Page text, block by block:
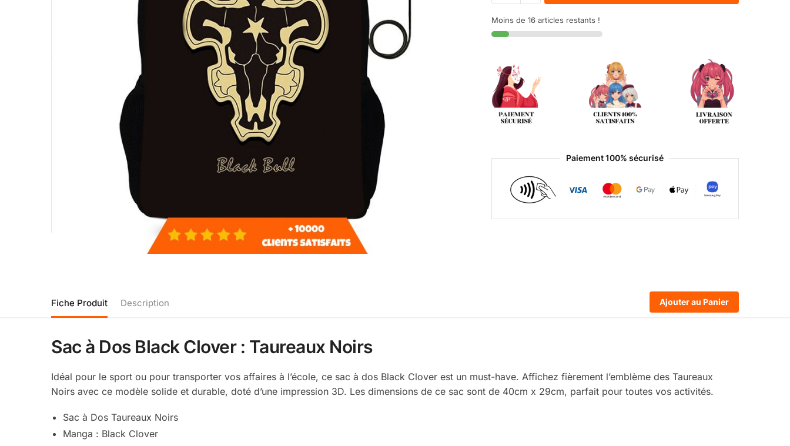
Moins de 16 articles restants !
Paiement 100% sécurisé
Fiche Produit Description Ajouter au Panier
Sac à Dos Black Clover : Taureaux Noirs
Idéal pour le sport ou pour transporter vos affaires à l’école, ce sac à dos Black Clover est un must-have. Affichez fièrement l’emblème des Taureaux
Noirs avec ce modèle solide et durable, doté d’une impression 3D. Les dimensions de ce sac sont de 40cm x 29cm, parfait pour toutes vos activités.
Sac à Dos Taureaux Noirs
Manga : Black Clover